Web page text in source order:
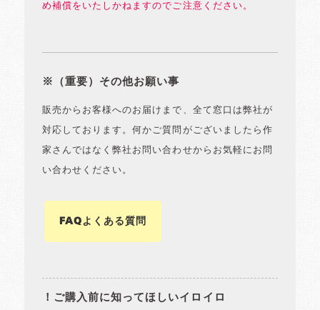
め補償をいたしかねますのでご注意ください。
※（重要）その他お願い事
販売からお客様へのお届けまで、全て窓口は弊社が
対応しております。何かご質問がございましたら作
家さんではなく弊社お問い合わせからお気軽にお問
い合わせください。
FAQよくある質問
！ご購入前に知ってほしいイロイロ